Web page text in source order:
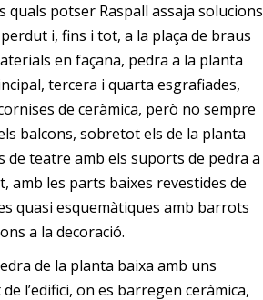
quals potser Raspall assaja solucions
i, fins i tot, a la plaça de braus
en façana, pedra a la planta
tercera i quarta esgrafiades,
de ceràmica, però no sempre
balcons, sobretot els de la planta
teatre amb els suports de pedra a
amb les parts baixes revestides de
quasi esquemàtiques amb barrots
a la decoració.
de la planta baixa amb uns
l’edifici, on es barregen ceràmica,